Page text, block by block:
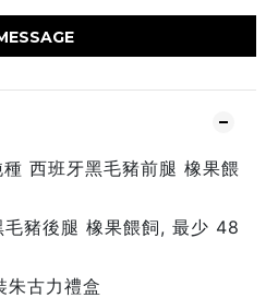
西班牙黑毛豬前腿 橡果餵
豬後腿 橡果餵飼, 最少 48
朱古力禮盒